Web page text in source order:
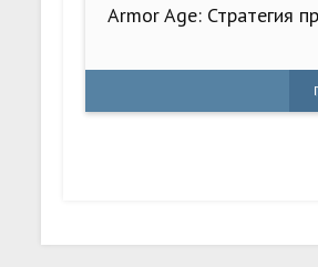
Armor Age: Стратегия